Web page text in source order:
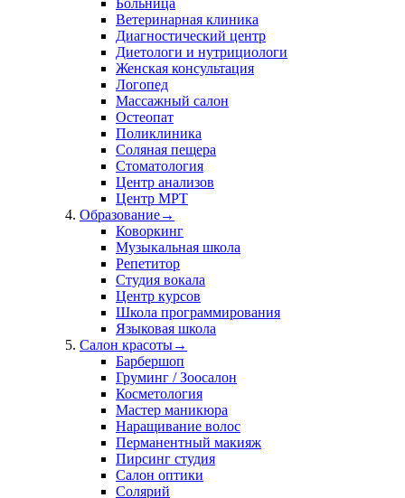
Больница
Ветеринарная клиника
Диагностический центр
Диетологи и нутрициологи
Женская консультация
Логопед
Массажный салон
Остеопат
Поликлиника
Соляная пещера
Стоматология
Центр анализов
Центр МРТ
Образование→
Коворкинг
Музыкальная школа
Репетитор
Студия вокала
Центр курсов
Школа программирования
Языковая школа
Салон красоты→
Барбершоп
Груминг / Зоосалон
Косметология
Мастер маникюра
Наращивание волос
Перманентный макияж
Пирсинг студия
Салон оптики
Солярий